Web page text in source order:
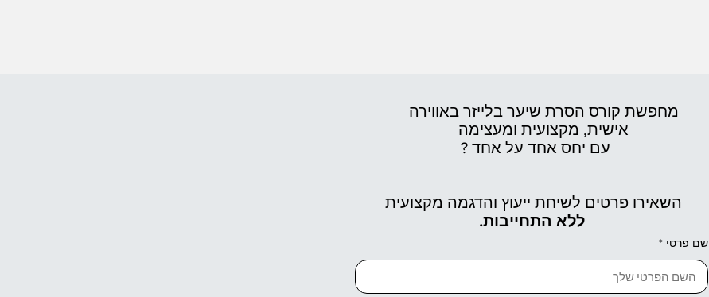
מחפשת קורס הסרת שיער בלייזר באווירה
אישית, מקצועית ומעצימה
עם יחס אחד על אחד ?
השאירו פרטים לשיחת ייעוץ והדגמה מקצועית
ללא התחייבות.
שם פרטי